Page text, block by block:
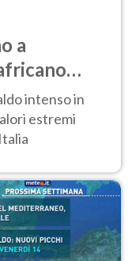
a
intenso in
estremi